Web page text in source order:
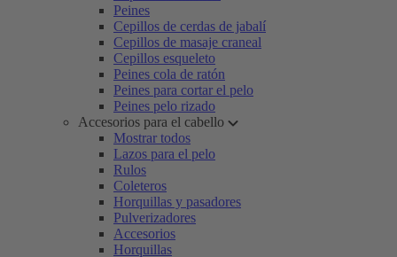
Peines
Cepillos de cerdas de jabalí
Cepillos de masaje craneal
Cepillos esqueleto
Peines cola de ratón
Peines para cortar el pelo
Peines pelo rizado
Accesorios para el cabello
Mostrar todos
Lazos para el pelo
Rulos
Coleteros
Horquillas y pasadores
Pulverizadores
Accesorios
Horquillas